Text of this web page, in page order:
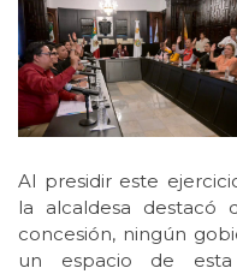
Al presidir este
la alcaldesa destacó
concesión, ningún
un espacio de esta